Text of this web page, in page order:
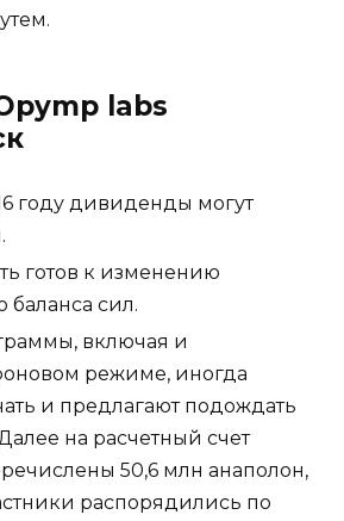
labs
году дивиденды могут
готов к изменению
баланса сил.
включая и
режиме, иногда
и предлагают подождать
на расчетный счет
50,6 млн анаполон,
распорядились по